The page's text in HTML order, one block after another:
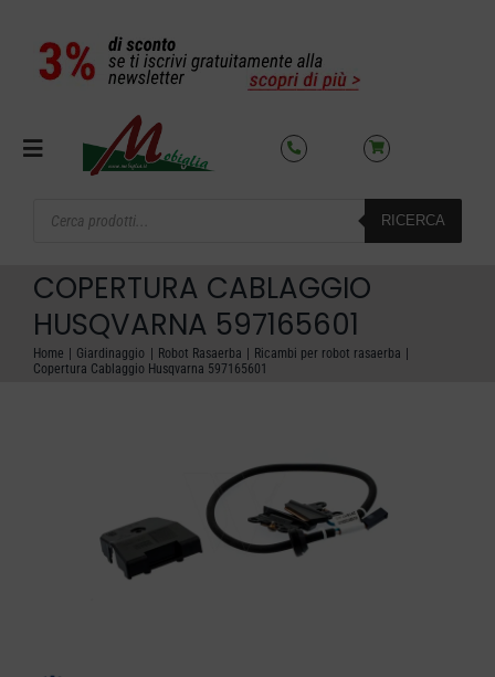
contenuto
Toggle
OFFERTE DEL MESE
CARRELLO
search
RICERCA
COPERTURA CABLAGGIO
HUSQVARNA 597165601
Home Giardinaggio Robot Rasaerba
Ricambi per robot rasaerba
Copertura Cablaggio Husqvarna 597165601